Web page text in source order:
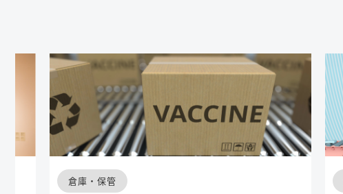
倉庫・保管